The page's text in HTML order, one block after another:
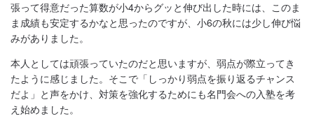
張って得意だった算数が小4からグッと伸び出した時には、このま
ま成績も安定するかなと思ったのですが、小6の秋には少し伸び悩
みがありました。
本人としては頑張っていたのだと思いますが、弱点が際立ってき
たように感じました。そこで「しっかり弱点を振り返るチャンス
だよ」と声をかけ、対策を強化するためにも名門会への入塾を考
え始めました。